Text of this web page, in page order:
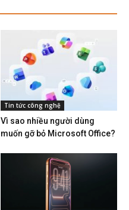
Tin tức công nghệ
Vì sao nhiều người dùng
muốn gỡ bỏ Microsoft Office?